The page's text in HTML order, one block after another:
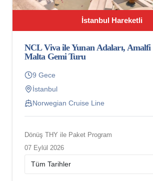
İstanbul Hareketli
NCL Viva ile Yunan Adaları, Amalfi
Malta Gemi Turu
9 Gece
İstanbul
Norwegian Cruise Line
Dönüş THY ile Paket Program
07 Eylül 2026